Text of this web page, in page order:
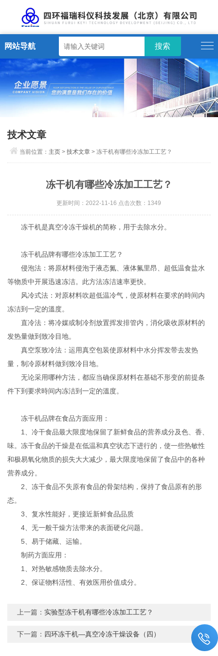
网站导航
技术文章
当前位置： 主页 >技术文章 > 冻干机有哪些冷冻加工工艺？
冻干机有哪些冷冻加工工艺？
更新时间：2022-11-16 点击次数：1349
冻干机是真空冷冻干燥机的简称，用于去除水分。
冻干机品牌有哪些冷冻加工工艺？
侵泡法：将原材料侵泡于液态氮、液体氟里昂、超低温食盐水
等物质中开展迅速冻洁。此方法冻洁速率更快。
风冷式法：对原材料吹超低温冷气，使原材料在要求的時间内
冻洁到一定的溫度。
直冷法：将冷媒或制冷剂放置挥发排管内，消化吸收原材料的
发热量做到致冷目地。
真空泵致冷法：运用真空包装使原材料中水分挥发带去发热
量，制冷原材料做到致冷目地。
无论采用哪种方法，都应当确保原材料在基础不形变的前提条
件下到要求時间内冻洁到一定的溫度。
冻干机品牌在食品方面应用：
1、冷干食品最大限度地保留了新鲜食品的营养成分及色、香、
味。冻干食品的干燥是在低温和真空状态下进行的，使一些热敏性
和极易氧化物质的损失大大减少，最大限度地保留了食品中的各种
营养成分。
2、冻干食品不失原有食品的骨架结构，保持了食品原有的形
态。
3、复水性能好，更接近新鲜食品品质
4、无一般干燥方法带来的表面硬化问题。
5、易于储藏、运输。
制药方面应用：
1、对热敏感物质去除水分。
2、保证物料活性、有效医用价值成分。
上一篇： 实验型冻干机有哪些冷冻加工工艺？
下一篇： 四环冻干机—真空冷冻干燥设备（四）